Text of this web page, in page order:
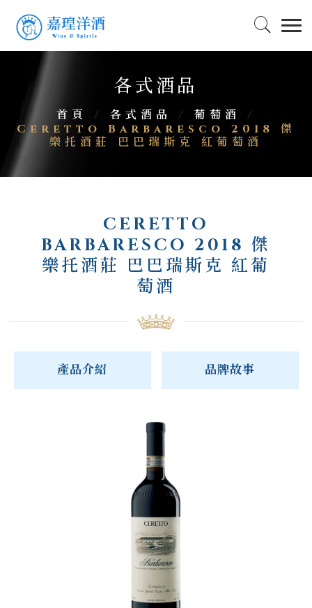
各式酒品
首頁 / 各式酒品 / 葡萄酒
/
Ceretto Barbaresco 2018 傑
樂托酒莊 巴巴瑞斯克 紅葡萄酒
CERETTO
BARBARESCO 2018 傑
樂托酒莊 巴巴瑞斯克 紅葡
萄酒
產品介紹 品牌故事